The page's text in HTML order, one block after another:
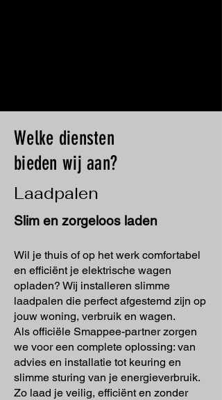
Welke diensten
bieden wij aan?
Laadpalen
Slim en zorgeloos laden
Wil je thuis of op het werk comfortabel
en efficiënt je elektrische wagen
opladen? Wij installeren slimme
laadpalen die perfect afgestemd zijn op
jouw woning, verbruik en wagen.
Als officiële Smappee-partner zorgen
we voor een complete oplossing: van
advies en installatie tot keuring en
slimme sturing van je energieverbruik.
Zo laad je veilig, efficiënt en zonder